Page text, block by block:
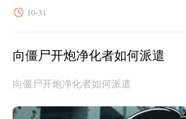
10-31
向僵尸开炮净化者如何派遣
向僵尸开炮净化者如何派遣